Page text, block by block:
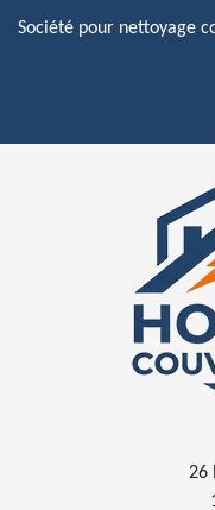
Société pour nettoyage
26